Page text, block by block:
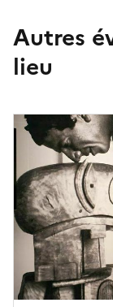
Autres
lieu